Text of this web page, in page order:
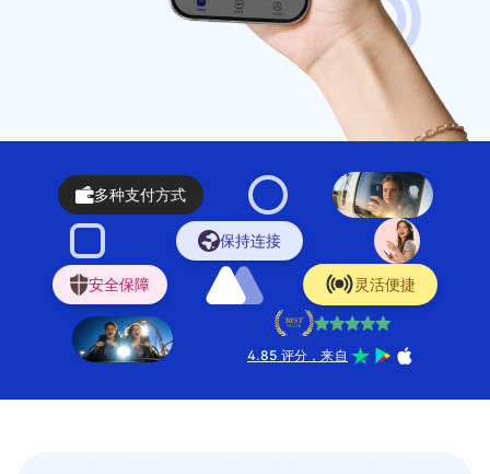
多种支付方式
保持连接
安全保障 灵活便捷
4.85 评分，来自